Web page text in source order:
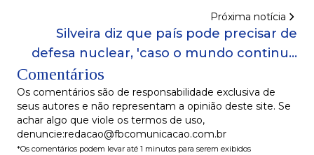
confira ganhos de cada faixa salarial
Próxima notícia
Silveira diz que país pode precisar de
defesa nuclear, 'caso o mundo continue
Comentários
Os comentários são de responsabilidade exclusiva de
seus autores e não representam a opinião deste site. Se
achar algo que viole os termos de uso,
denuncie:redacao@fbcomunicacao.com.br
*Os comentários podem levar até 1 minutos para serem exibidos